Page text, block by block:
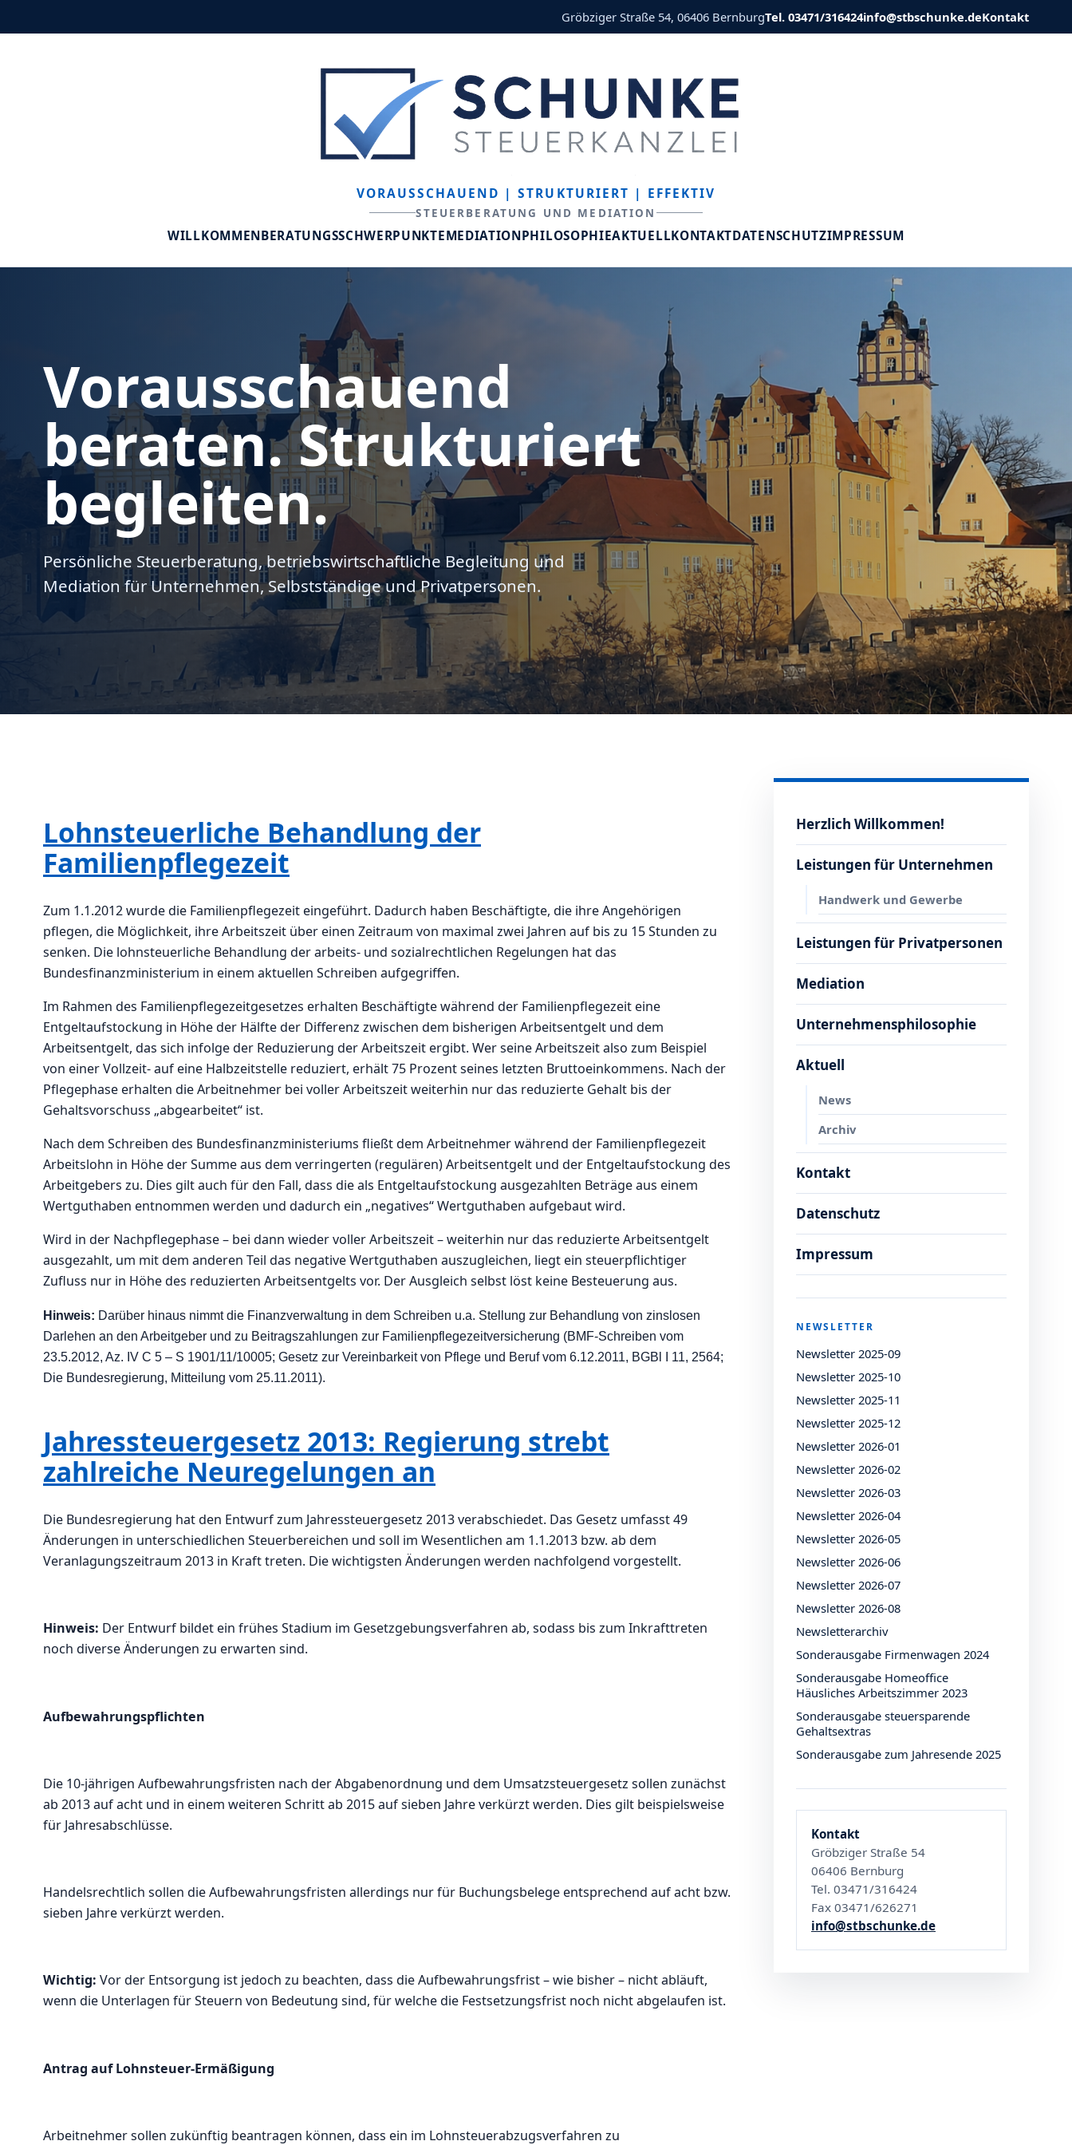
Gröbziger Straße 54, 06406 BernburgTel. 03471/316424info@stbschunke.deKontakt
VORAUSSCHAUEND | STRUKTURIERT | EFFEKTIV
STEUERBERATUNG UND MEDIATION
WILLKOMMENBERATUNGSSCHWERPUNKTEMEDIATIONPHILOSOPHIEAKTUELLKONTAKTDATENSCHUTZIMPRESSUM
Vorausschauend
beraten. Strukturiert
begleiten.
Persönliche Steuerberatung, betriebswirtschaftliche Begleitung und
Mediation für Unternehmen, Selbstständige und Privatpersonen.
Lohnsteuerliche Behandlung der
Familienpflegezeit
Zum 1.1.2012 wurde die Familienpflegezeit eingeführt. Dadurch haben Beschäftigte, die ihre Angehörigen
pflegen, die Möglichkeit, ihre Arbeitszeit über einen Zeitraum von maximal zwei Jahren auf bis zu 15 Stunden zu
senken. Die lohnsteuerliche Behandlung der arbeits- und sozialrechtlichen Regelungen hat das
Bundesfinanzministerium in einem aktuellen Schreiben aufgegriffen.
Im Rahmen des Familienpflegezeitgesetzes erhalten Beschäftigte während der Familienpflegezeit eine
Entgeltaufstockung in Höhe der Hälfte der Differenz zwischen dem bisherigen Arbeitsentgelt und dem
Arbeitsentgelt, das sich infolge der Reduzierung der Arbeitszeit ergibt. Wer seine Arbeitszeit also zum Beispiel
von einer Vollzeit- auf eine Halbzeitstelle reduziert, erhält 75 Prozent seines letzten Bruttoeinkommens. Nach der
Pflegephase erhalten die Arbeitnehmer bei voller Arbeitszeit weiterhin nur das reduzierte Gehalt bis der
Gehaltsvorschuss „abgearbeitet“ ist.
Nach dem Schreiben des Bundesfinanzministeriums fließt dem Arbeitnehmer während der Familienpflegezeit
Arbeitslohn in Höhe der Summe aus dem verringerten (regulären) Arbeitsentgelt und der Entgeltaufstockung des
Arbeitgebers zu. Dies gilt auch für den Fall, dass die als Entgeltaufstockung ausgezahlten Beträge aus einem
Wertguthaben entnommen werden und dadurch ein „negatives“ Wertguthaben aufgebaut wird.
Wird in der Nachpflegephase – bei dann wieder voller Arbeitszeit – weiterhin nur das reduzierte Arbeitsentgelt
ausgezahlt, um mit dem anderen Teil das negative Wertguthaben auszugleichen, liegt ein steuerpflichtiger
Zufluss nur in Höhe des reduzierten Arbeitsentgelts vor. Der Ausgleich selbst löst keine Besteuerung aus.
Hinweis: Darüber hinaus nimmt die Finanzverwaltung in dem Schreiben u.a. Stellung zur Behandlung von zinslosen
Darlehen an den Arbeitgeber und zu Beitragszahlungen zur Familienpflegezeitversicherung (BMF-Schreiben vom
23.5.2012, Az. IV C 5 – S 1901/11/10005; Gesetz zur Vereinbarkeit von Pflege und Beruf vom 6.12.2011, BGBl I 11, 2564;
Die Bundesregierung, Mitteilung vom 25.11.2011).
Jahressteuergesetz 2013: Regierung strebt
zahlreiche Neuregelungen an
Die Bundesregierung hat den Entwurf zum Jahressteuergesetz 2013 verabschiedet. Das Gesetz umfasst 49
Änderungen in unterschiedlichen Steuerbereichen und soll im Wesentlichen am 1.1.2013 bzw. ab dem
Veranlagungszeitraum 2013 in Kraft treten. Die wichtigsten Änderungen werden nachfolgend vorgestellt.
Hinweis: Der Entwurf bildet ein frühes Stadium im Gesetzgebungsverfahren ab, sodass bis zum Inkrafttreten
noch diverse Änderungen zu erwarten sind.
Aufbewahrungspflichten
Die 10-jährigen Aufbewahrungsfristen nach der Abgabenordnung und dem Umsatzsteuergesetz sollen zunächst
ab 2013 auf acht und in einem weiteren Schritt ab 2015 auf sieben Jahre verkürzt werden. Dies gilt beispielsweise
für Jahresabschlüsse.
Handelsrechtlich sollen die Aufbewahrungsfristen allerdings nur für Buchungsbelege entsprechend auf acht bzw.
sieben Jahre verkürzt werden.
Wichtig: Vor der Entsorgung ist jedoch zu beachten, dass die Aufbewahrungsfrist – wie bisher – nicht abläuft,
wenn die Unterlagen für Steuern von Bedeutung sind, für welche die Festsetzungsfrist noch nicht abgelaufen ist.
Antrag auf Lohnsteuer-Ermäßigung
Arbeitnehmer sollen zukünftig beantragen können, dass ein im Lohnsteuerabzugsverfahren zu
Herzlich Willkommen!
Leistungen für Unternehmen
Handwerk und Gewerbe
Leistungen für Privatpersonen
Mediation
Unternehmensphilosophie
Aktuell
News
Archiv
Kontakt
Datenschutz
Impressum
NEWSLETTER
Newsletter 2025-09
Newsletter 2025-10
Newsletter 2025-11
Newsletter 2025-12
Newsletter 2026-01
Newsletter 2026-02
Newsletter 2026-03
Newsletter 2026-04
Newsletter 2026-05
Newsletter 2026-06
Newsletter 2026-07
Newsletter 2026-08
Newsletterarchiv
Sonderausgabe Firmenwagen 2024
Sonderausgabe Homeoffice
Häusliches Arbeitszimmer 2023
Sonderausgabe steuersparende
Gehaltsextras
Sonderausgabe zum Jahresende 2025
Kontakt
Gröbziger Straße 54
06406 Bernburg
Tel. 03471/316424
Fax 03471/626271
info@stbschunke.de